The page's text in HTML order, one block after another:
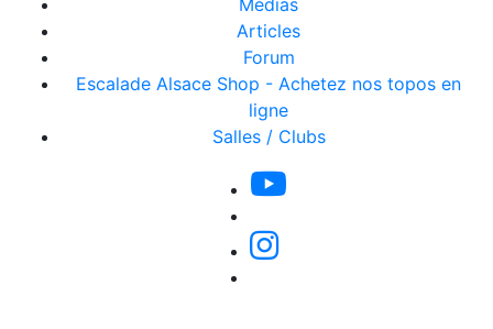
Médias
Articles
Forum
Escalade Alsace Shop - Achetez nos topos en
ligne
Salles / Clubs